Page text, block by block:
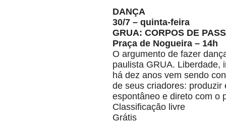
DANÇA
30/7 – quinta-feira
GRUA: CORPOS DE
Praça de Nogueira – 14h
O argumento de fazer
paulista GRUA. Liberdade,
há dez anos vem sendo
de seus criadores:
espontâneo e direto com o
Classificação livre
Grátis